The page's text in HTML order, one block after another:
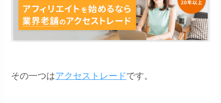
その一つはアクセストレードです。